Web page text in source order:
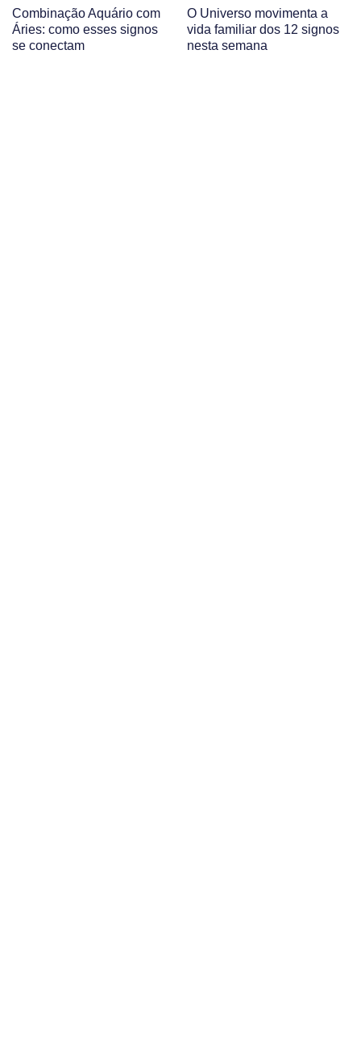
Combinação Aquário com
Áries: como esses signos
se conectam
O Universo movimenta a
vida familiar dos 12 signos
nesta semana